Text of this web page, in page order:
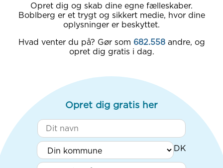
Opret dig og skab dine egne fælleskaber.
Boblberg er et trygt og sikkert medie, hvor dine
oplysninger er beskyttet.
Hvad venter du på? Gør som 682.558 andre, og
opret dig gratis i dag.
Opret dig gratis her